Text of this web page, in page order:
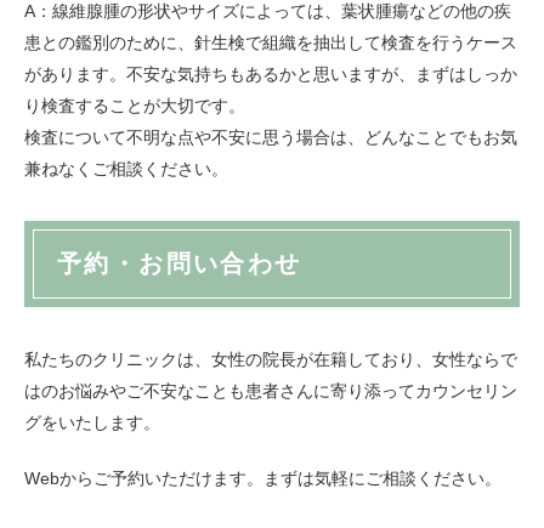
A：線維腺腫の形状やサイズによっては、葉状腫瘍などの他の疾
患との鑑別のために、針生検で組織を抽出して検査を行うケース
があります。不安な気持ちもあるかと思いますが、まずはしっか
り検査することが大切です。
検査について不明な点や不安に思う場合は、どんなことでもお気
兼ねなくご相談ください。
予約・お問い合わせ
私たちのクリニックは、女性の院長が在籍しており、女性ならで
はのお悩みやご不安なことも患者さんに寄り添ってカウンセリン
グをいたします。
Webからご予約いただけます。まずは気軽にご相談ください。